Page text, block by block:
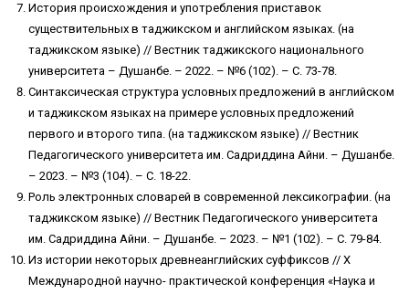
История происхождения и употребления приставок
существительных в таджикском и английском языках. (на
таджикском языке) // Вестник таджикского национального
университета – Душанбе. – 2022. – №6 (102). – С. 73-78.
Синтаксическая структура условных предложений в английском
и таджикском языках на примере условных предложений
первого и второго типа. (на таджикском языке) // Вестник
Педагогического университета им. Садриддина Айни. – Душанбе.
– 2023. – №3 (104). – С. 18-22.
Роль электронных словарей в современной лексикографии. (на
таджикском языке) // Вестник Педагогического университета
им. Садриддина Айни. – Душанбе. – 2023. – №1 (102). – С. 79-84.
Из истории некоторых древнеанглийских суффиксов // Х
Международной научно- практической конференция «Наука и